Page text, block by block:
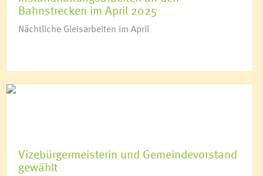
Bahnstrecken im April 2025
Nächtliche Gleisarbeiten im April
Vizebürgermeisterin und Gemeindevorstand
gewählt